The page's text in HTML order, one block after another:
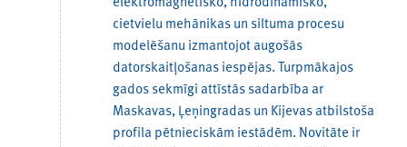
cietvielu mehānikas un siltuma procesu
modelēšanu izmantojot augošās
datorskaitļošanas iespējas. Turpmākajos
gados sekmīgi attīstās sadarbība ar
Maskavas, Ļeņingradas un Kijevas atbilstoša
profila pētnieciskām iestādēm. Novitāte ir